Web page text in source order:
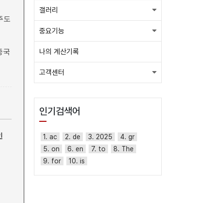
도
국
갤러리
중요기능
나의 계산기록
고객센터
인기검색어
1. ac 2. de 3. 2025
4. gr
5. on
6. en 7. to
8. The
9. for
10. is